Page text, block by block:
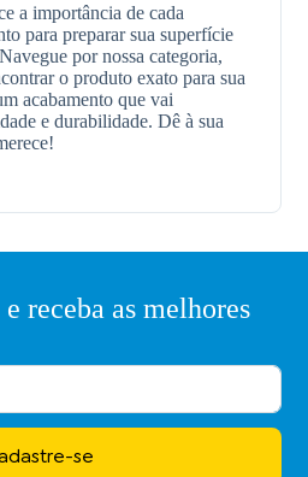
a importância de cada
para preparar sua superfície
por nossa categoria,
o produto exato para sua
acabamento que vai
e durabilidade. Dê à sua
receba as melhores
se